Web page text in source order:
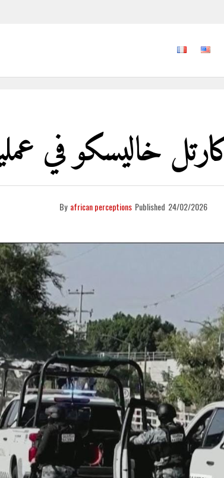
خاليسكو في
By african perceptions Published 24/02/2026